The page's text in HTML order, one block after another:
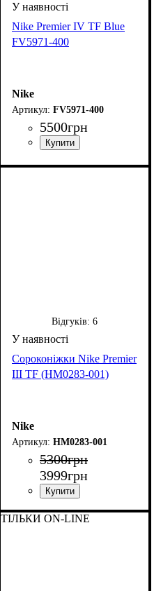
Nike Premier IV TF Blue
FV5971-400
Nike
FV5971-400
5500грн
Відгуків: 6
Сороконіжки Nike Premier
III TF (HM0283-001)
Nike
HM0283-001
5300грн
3999грн
ТІЛЬКИ ON-LINE